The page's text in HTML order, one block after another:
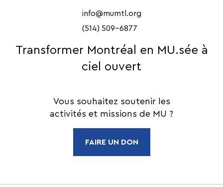
info@mumtl.org
(514) 509-6877
Transformer Montréal en MU.sée à
ciel ouvert
Vous souhaitez soutenir les
activités et missions de MU ?
FAIRE UN DON